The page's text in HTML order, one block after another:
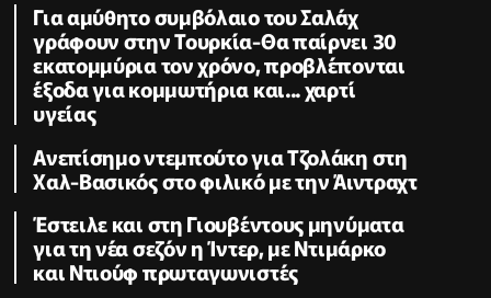
Για αμύθητο συμβόλαιο του Σαλάχ
γράφουν στην Τουρκία-Θα παίρνει 30
εκατομμύρια τον χρόνο, προβλέπονται
έξοδα για κομμωτήρια και... χαρτί
υγείας
Ανεπίσημο ντεμπούτο για Τζολάκη στη
Χαλ-Βασικός στο φιλικό με την Άιντραχτ
Έστειλε και στη Γιουβέντους μηνύματα
για τη νέα σεζόν η Ίντερ, με Ντιμάρκο
και Ντιούφ πρωταγωνιστές